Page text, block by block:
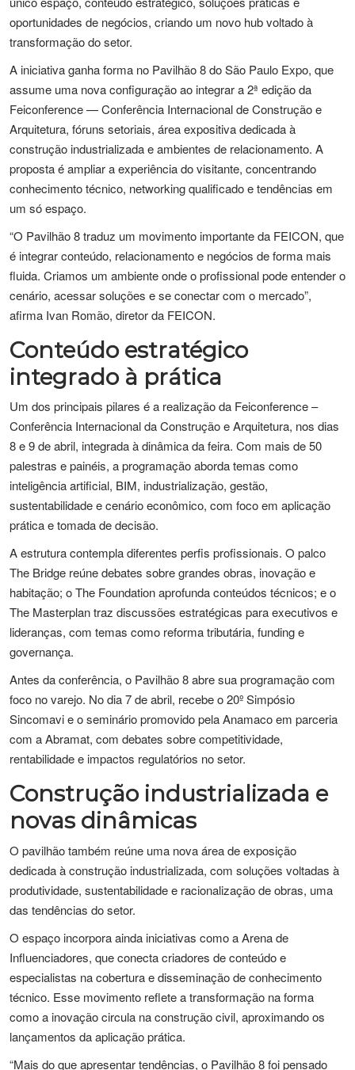
oportunidades de negócios, criando um novo hub voltado à
transformação do setor.
A iniciativa ganha forma no Pavilhão 8 do São Paulo Expo, que
assume uma nova configuração ao integrar a 2ª edição da
Feiconference — Conferência Internacional de Construção e
Arquitetura, fóruns setoriais, área expositiva dedicada à
construção industrializada e ambientes de relacionamento. A
proposta é ampliar a experiência do visitante, concentrando
conhecimento técnico, networking qualificado e tendências em
um só espaço.
“O Pavilhão 8 traduz um movimento importante da FEICON, que
é integrar conteúdo, relacionamento e negócios de forma mais
fluida. Criamos um ambiente onde o profissional pode entender o
cenário, acessar soluções e se conectar com o mercado”,
afirma Ivan Romão, diretor da FEICON.
Conteúdo estratégico
integrado à prática
Um dos principais pilares é a realização da Feiconference –
Conferência Internacional da Construção e Arquitetura, nos dias
8 e 9 de abril, integrada à dinâmica da feira. Com mais de 50
palestras e painéis, a programação aborda temas como
inteligência artificial, BIM, industrialização, gestão,
sustentabilidade e cenário econômico, com foco em aplicação
prática e tomada de decisão.
A estrutura contempla diferentes perfis profissionais. O palco
The Bridge reúne debates sobre grandes obras, inovação e
habitação; o The Foundation aprofunda conteúdos técnicos; e o
The Masterplan traz discussões estratégicas para executivos e
lideranças, com temas como reforma tributária, funding e
governança.
Antes da conferência, o Pavilhão 8 abre sua programação com
foco no varejo. No dia 7 de abril, recebe o 20º Simpósio
Sincomavi e o seminário promovido pela Anamaco em parceria
com a Abramat, com debates sobre competitividade,
rentabilidade e impactos regulatórios no setor.
Construção industrializada e
novas dinâmicas
O pavilhão também reúne uma nova área de exposição
dedicada à construção industrializada, com soluções voltadas à
produtividade, sustentabilidade e racionalização de obras, uma
das tendências do setor.
O espaço incorpora ainda iniciativas como a Arena de
Influenciadores, que conecta criadores de conteúdo e
especialistas na cobertura e disseminação de conhecimento
técnico. Esse movimento reflete a transformação na forma
como a inovação circula na construção civil, aproximando os
lançamentos da aplicação prática.
“Mais do que apresentar tendências, o Pavilhão 8 foi pensado